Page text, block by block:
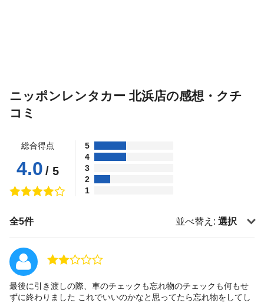
ニッポンレンタカー 北浜店の感想・クチ
コミ
総合得点
4.0 / 5
5
4
3
2
1
全5件 並べ替え: 選択
最後に引き渡しの際、車のチェックも忘れ物のチェックも何もせ
ずに終わりました これでいいのかなと思ってたら忘れ物をしてし